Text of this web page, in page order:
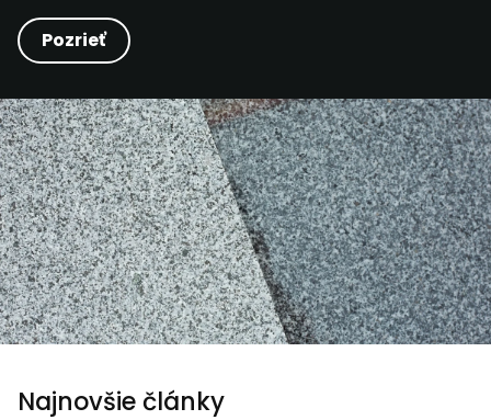
Pozrieť
Najnovšie články